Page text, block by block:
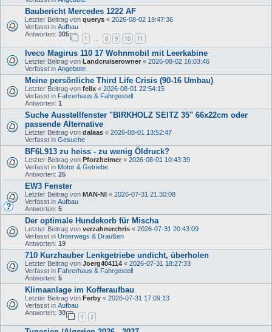
Baubericht Mercedes 1222 AF
Letzter Beitrag von querys « 2026-08-02 19:47:36
Verfasst in Aufbau
Antworten: 305
1 8 9 10 11
Iveco Magirus 110 17 Wohnmobil mit Leerkabine
Letzter Beitrag von Landcruiserowner « 2026-08-02 16:03:46
Verfasst in Angebote
Meine persönliche Third Life Crisis (90-16 Umbau)
Letzter Beitrag von felix « 2026-08-01 22:54:15
Verfasst in Fahrerhaus & Fahrgestell
Antworten: 1
Suche Ausstellfenster "BIRKHOLZ SEITZ 35" 66x22cm oder
passende Alternative
Letzter Beitrag von dalaas « 2026-08-01 13:52:47
Verfasst in Gesuche
BF6L913 zu heiss - zu wenig Öldruck?
Letzter Beitrag von Pforzheimer « 2026-08-01 10:43:39
Verfasst in Motor & Getriebe
Antworten: 25
EW3 Fenster
Letzter Beitrag von MAN-NI « 2026-07-31 21:30:08
Verfasst in Aufbau
Antworten: 5
Der optimale Hundekorb für Mischa
Letzter Beitrag von verzahnerchris « 2026-07-31 20:43:09
Verfasst in Unterwegs & Draußen
Antworten: 19
710 Kurzhauber Lenkgetriebe undicht, überholen
Letzter Beitrag von Joerg404114 « 2026-07-31 18:27:33
Verfasst in Fahrerhaus & Fahrgestell
Antworten: 5
Klimaanlage im Kofferaufbau
Letzter Beitrag von Ferby « 2026-07-31 17:09:13
Verfasst in Aufbau
Antworten: 30
1 2